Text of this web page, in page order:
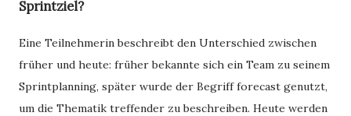
Sprintziel?
Eine Teilnehmerin beschreibt den Unterschied zwischen
früher und heute: früher bekannte sich ein Team zu seinem
Sprintplanning, später wurde der Begriff forecast genutzt,
um die Thematik treffender zu beschreiben. Heute werden